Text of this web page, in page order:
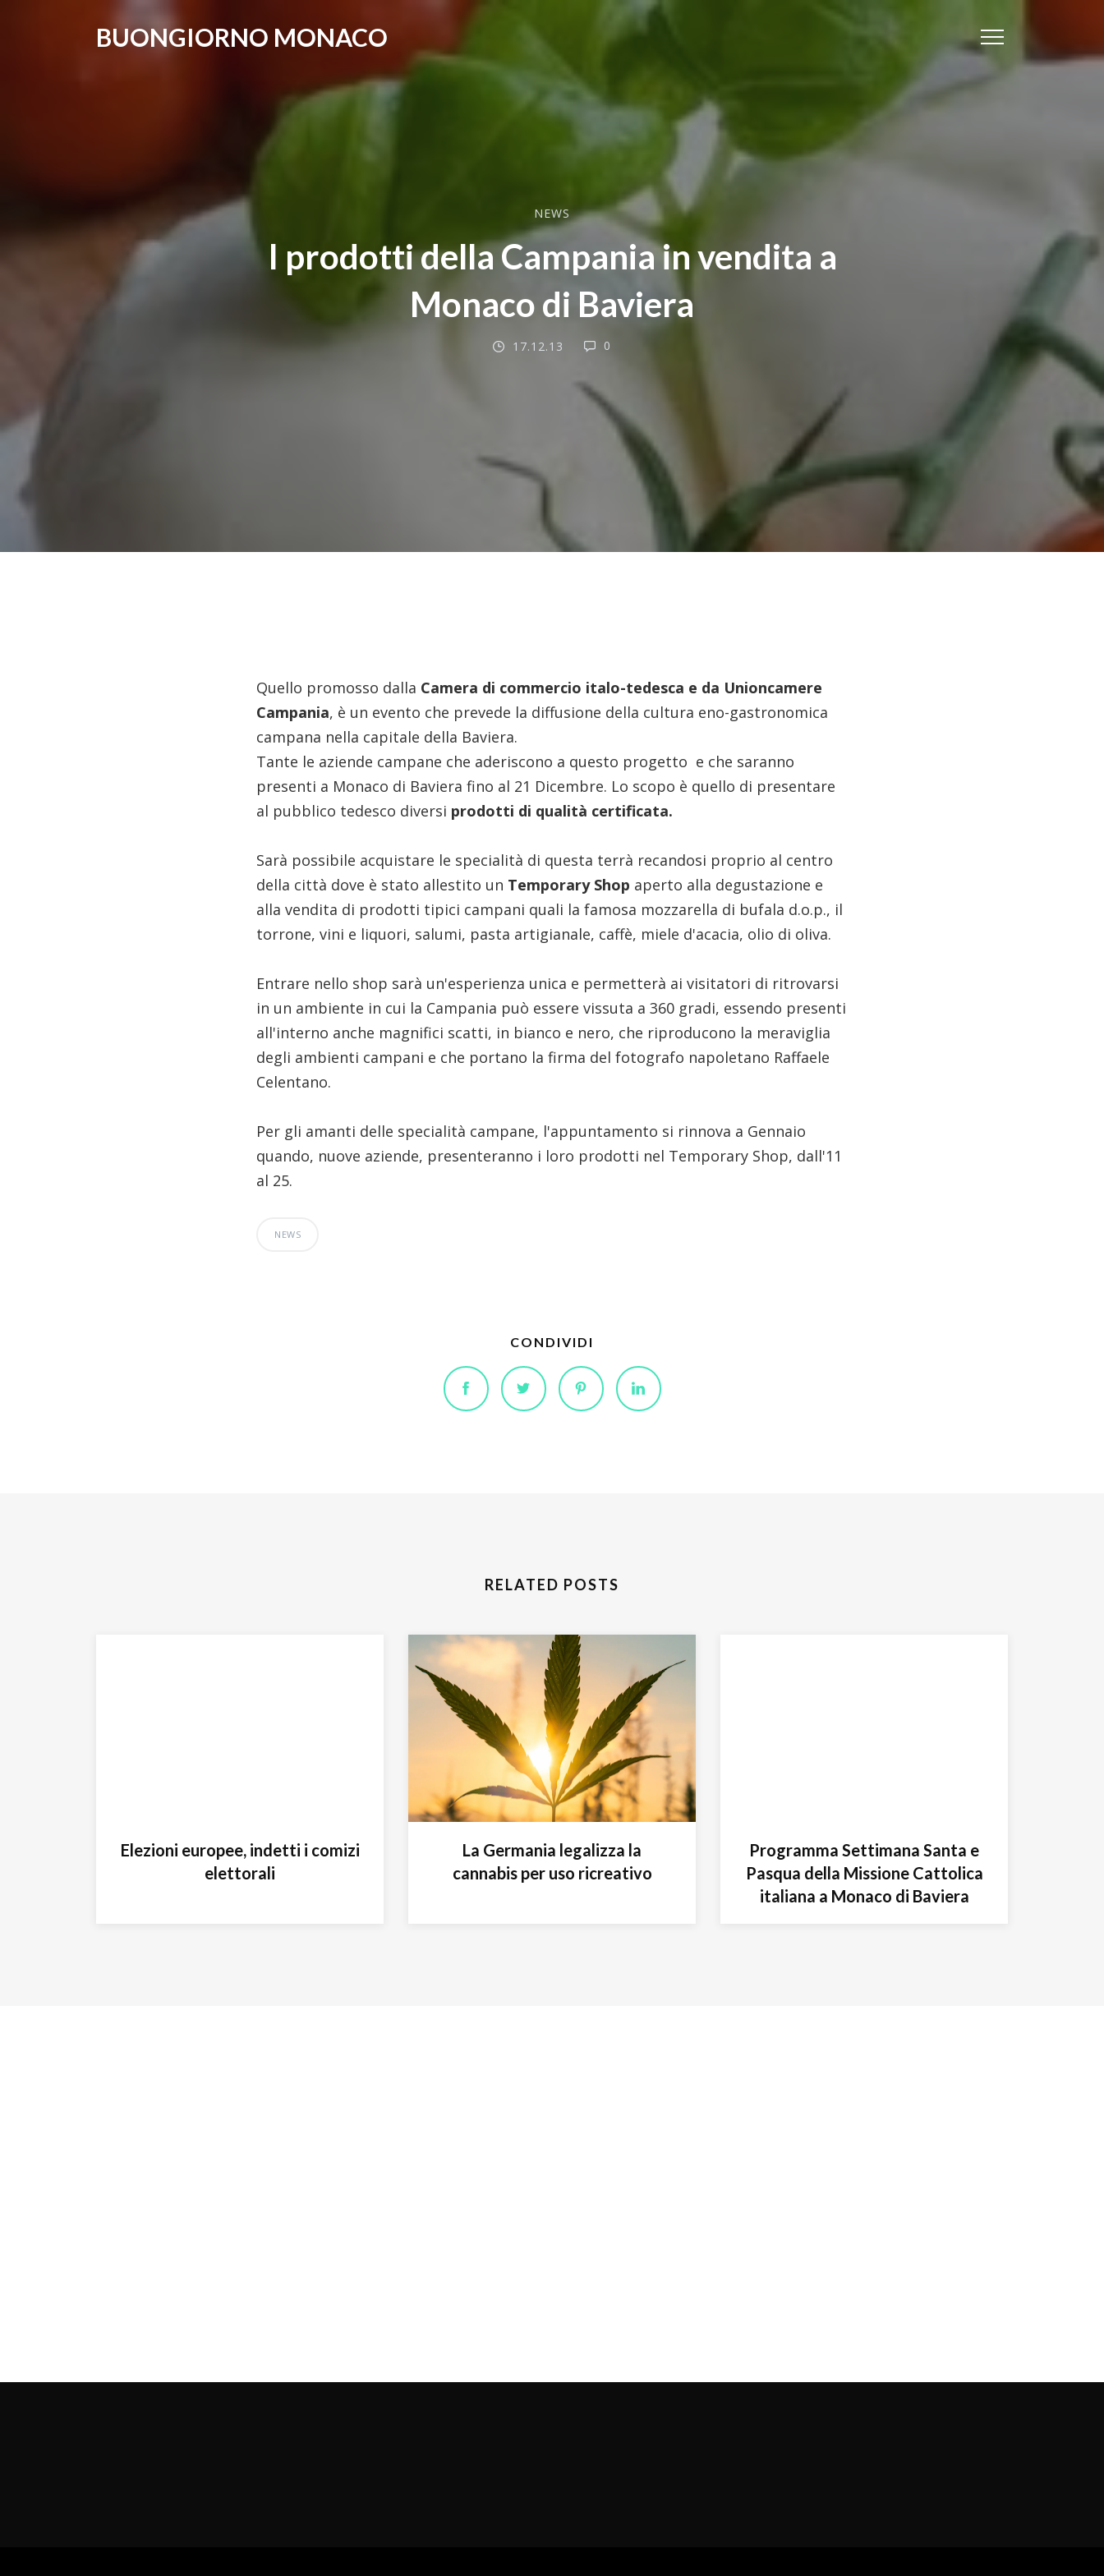
BUONGIORNO MONACO
NEWS
I prodotti della Campania in vendita a
Monaco di Baviera
17.12.13 0
Quello promosso dalla Camera di commercio italo-tedesca e da Unioncamere
Campania, è un evento che prevede la diffusione della cultura eno-gastronomica
campana nella capitale della Baviera.
Tante le aziende campane che aderiscono a questo progetto e che saranno
presenti a Monaco di Baviera fino al 21 Dicembre. Lo scopo è quello di presentare
al pubblico tedesco diversi prodotti di qualità certificata.
Sarà possibile acquistare le specialità di questa terrà recandosi proprio al centro
della città dove è stato allestito un Temporary Shop aperto alla degustazione e
alla vendita di prodotti tipici campani quali la famosa mozzarella di bufala d.o.p., il
torrone, vini e liquori, salumi, pasta artigianale, caffè, miele d'acacia, olio di oliva.
Entrare nello shop sarà un'esperienza unica e permetterà ai visitatori di ritrovarsi
in un ambiente in cui la Campania può essere vissuta a 360 gradi, essendo presenti
all'interno anche magnifici scatti, in bianco e nero, che riproducono la meraviglia
degli ambienti campani e che portano la firma del fotografo napoletano Raffaele
Celentano.
Per gli amanti delle specialità campane, l'appuntamento si rinnova a Gennaio
quando, nuove aziende, presenteranno i loro prodotti nel Temporary Shop, dall'11
al 25.
NEWS
CONDIVIDI
RELATED POSTS
Elezioni europee, indetti i comizi
elettorali
La Germania legalizza la
cannabis per uso ricreativo
Programma Settimana Santa e
Pasqua della Missione Cattolica
italiana a Monaco di Baviera